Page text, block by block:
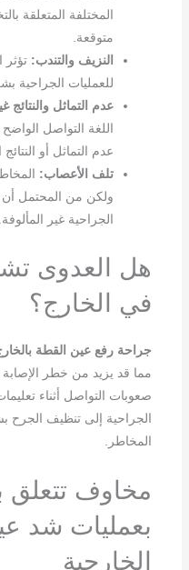
المختلفة المتعلقة
متوقعة.
النزيف والتندب: تؤثر
للعمليات الجراحية
عدم التماثل والنتائج
اللغة التواصل
عدم التماثل أو
تلف الأعصاب:
ولكن من المحتمل أن
الجراحية غير المألوفة.
هل العدوى
في الخارج؟
جراحة رفع عين القطة
مما قد يزيد من خطر
صعوبات التواصل أثناء
الجراحية إلى تنظيف
المخاطر.
مخاوف تتعلق
بعمليات شد
الخارجية